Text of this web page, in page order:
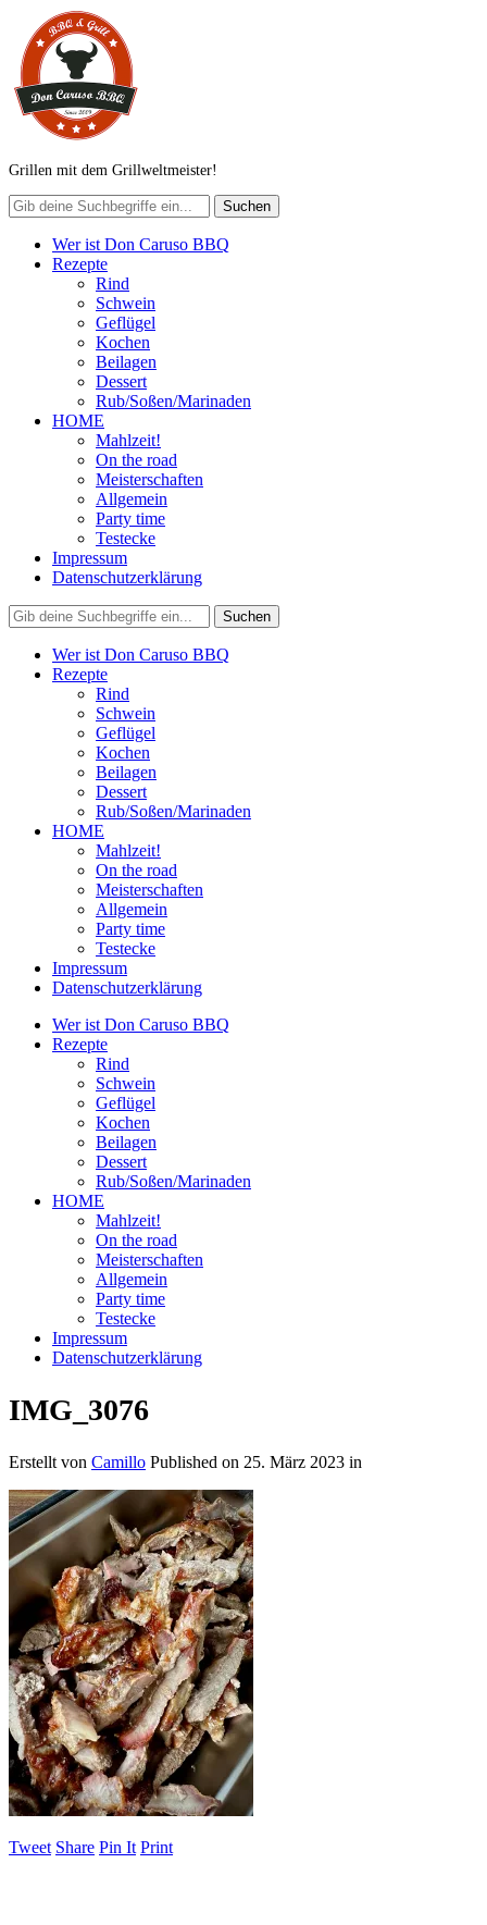
Grillen mit dem Grillweltmeister!
Wer ist Don Caruso BBQ
Rezepte
Rind
Schwein
Geflügel
Kochen
Beilagen
Dessert
Rub/Soßen/Marinaden
HOME
Mahlzeit!
On the road
Meisterschaften
Allgemein
Party time
Testecke
Impressum
Datenschutzerklärung
Wer ist Don Caruso BBQ
Rezepte
Rind
Schwein
Geflügel
Kochen
Beilagen
Dessert
Rub/Soßen/Marinaden
HOME
Mahlzeit!
On the road
Meisterschaften
Allgemein
Party time
Testecke
Impressum
Datenschutzerklärung
Wer ist Don Caruso BBQ
Rezepte
Rind
Schwein
Geflügel
Kochen
Beilagen
Dessert
Rub/Soßen/Marinaden
HOME
Mahlzeit!
On the road
Meisterschaften
Allgemein
Party time
Testecke
Impressum
Datenschutzerklärung
IMG_3076
Erstellt von Camillo Published on 25. März 2023 in
Tweet Share Pin It Print